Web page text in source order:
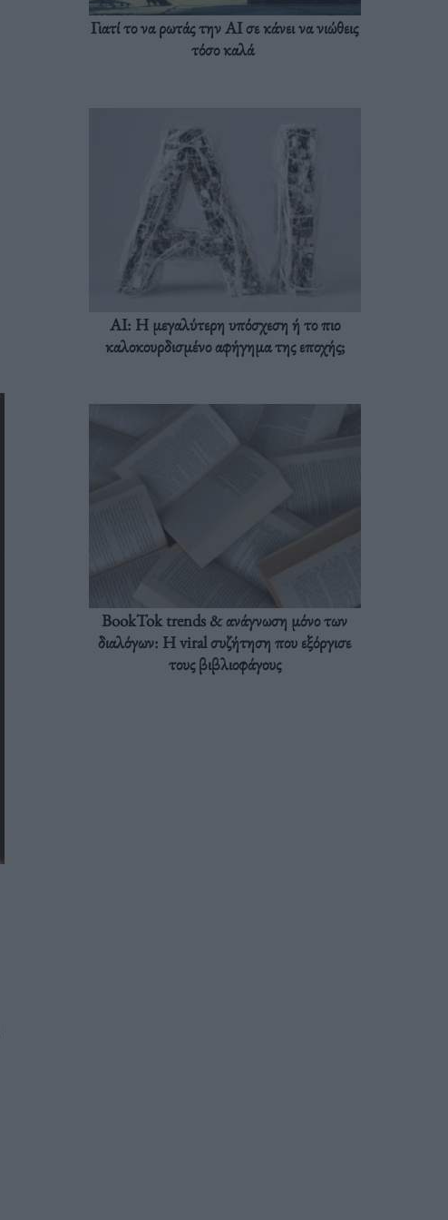
Γιατί το να ρωτάς την AI σε κάνει να νιώθεις
τόσο καλά
AI: Η μεγαλύτερη υπόσχεση ή το πιο
καλοκουρδισμένο αφήγημα της εποχής;
BookTok trends & ανάγνωση μόνο των
διαλόγων: Η viral συζήτηση που εξόργισε
τους βιβλιοφάγους